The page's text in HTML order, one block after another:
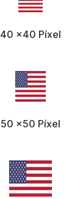
40 x40 Píxel
50 x50 Píxel